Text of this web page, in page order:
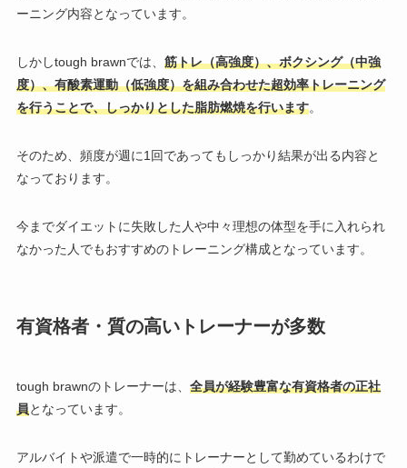
ーニング内容となっています。
しかしtough brawnでは、 筋トレ（高強度）、ボクシング（中強
度）、有酸素運動（低強度）を組み合わせた超効率トレーニング
を行うことで、しっかりとした脂肪燃焼を行います。
そのため、頻度が週に1回であってもしっかり結果が出る内容と
なっております。
今までダイエットに失敗した人や中々理想の体型を手に入れられ
なかった人でもおすすめのトレーニング構成となっています。
有資格者・質の高いトレーナーが多数
tough brawnのトレーナーは、 全員が経験豊富な有資格者の正社
員となっています。
アルバイトや派遣で一時的にトレーナーとして勤めているわけで